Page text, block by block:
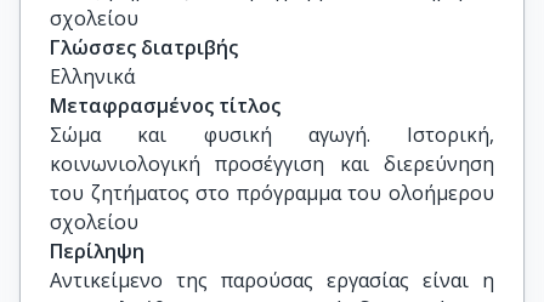
σχολείου
Γλώσσες διατριβής
Ελληνικά
Μεταφρασμένος τίτλος
Σώμα και φυσική αγωγή. Ιστορική,
κοινωνιολογική προσέγγιση και διερεύνηση
του ζητήματος στο πρόγραμμα του ολοήμερου
σχολείου
Περίληψη
Αντικείμενο της παρούσας εργασίας είναι η